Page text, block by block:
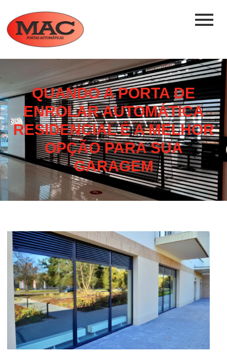
QUANDO A PORTA DE
ENROLAR AUTOMÁTICA
RESIDENCIAL É A MELHOR
OPÇÃO PARA SUA
GARAGEM